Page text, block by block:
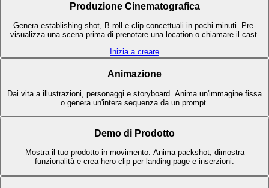
Produzione Cinematografica
Genera establishing shot, B-roll e clip concettuali in pochi minuti. Pre-
visualizza una scena prima di prenotare una location o chiamare il cast.
Inizia a creare
Animazione
Dai vita a illustrazioni, personaggi e storyboard. Anima un'immagine fissa
o genera un'intera sequenza da un prompt.
Demo di Prodotto
Mostra il tuo prodotto in movimento. Anima packshot, dimostra
funzionalità e crea hero clip per landing page e inserzioni.